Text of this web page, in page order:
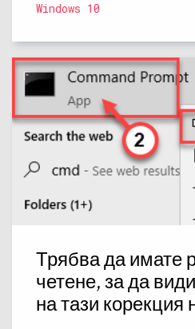
Windows 10
Трябва да имате
четене, за да
на тази корекция